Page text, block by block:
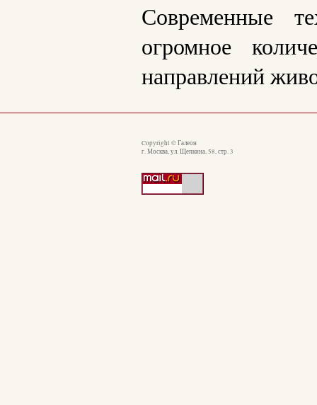
Современные
огромное
направлений
Copyright © Галеон
г. Москва, ул. Щепкина, 58, стр. 3